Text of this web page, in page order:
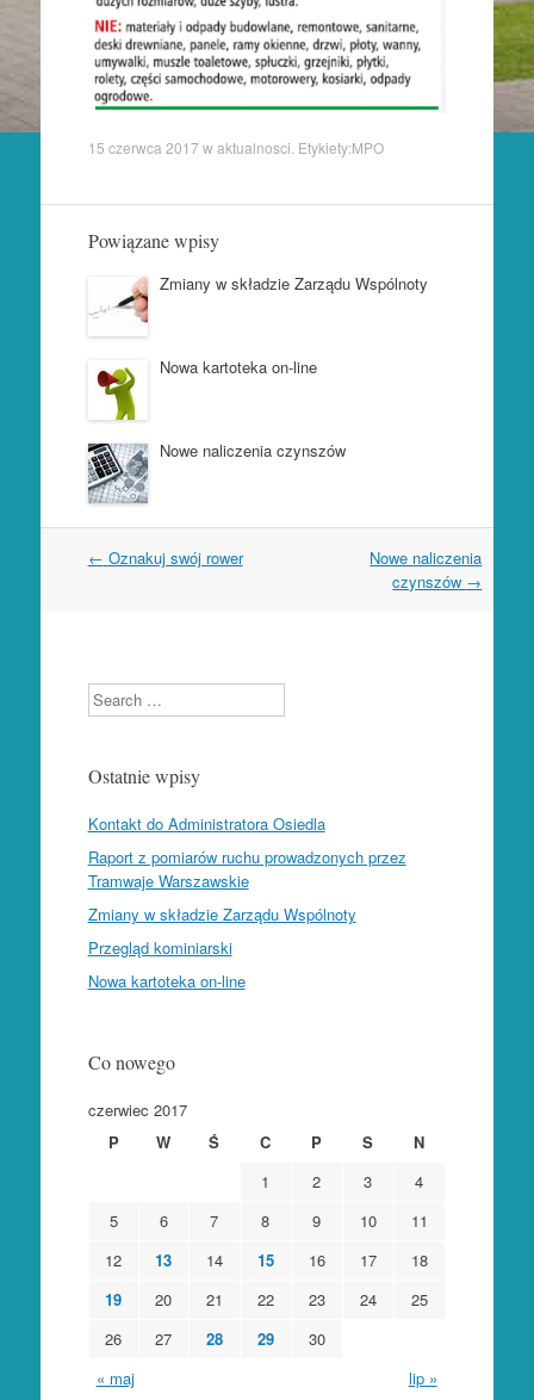
15 czerwca 2017 waktualnosci . Etykiety:MPO
Powiązane wpisy
Zmiany w składzie Zarządu Wspólnoty
Nowa kartoteka on-line
Nowe naliczenia czynszów
Nawigacja wpisów
← Oznakuj swój rower
Nowe naliczenia
czynszów →
Search
Ostatnie wpisy
Kontakt do Administratora Osiedla
Raport z pomiarów ruchu prowadzonych przez
Tramwaje Warszawskie
Zmiany w składzie Zarządu Wspólnoty
Przegląd kominiarski
Nowa kartoteka on-line
Co nowego
czerwiec 2017
P
W Ś C P S N
« maj lip »
1 2 3
4
5
6 7 8 9 10
11
12
13 14 15 16 17
18
19
20 21 22 23 24
25
26
27 28 29 30